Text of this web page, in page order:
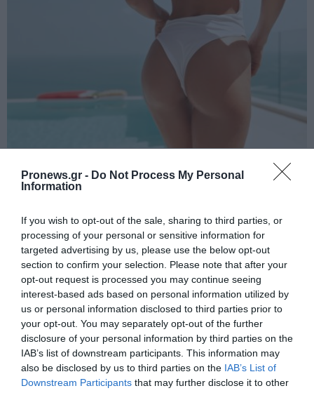
Pronews.gr - Do Not Process My Personal
Information
If you wish to opt-out of the sale, sharing to third parties, or
processing of your personal or sensitive information for
targeted advertising by us, please use the below opt-out
section to confirm your selection. Please note that after your
opt-out request is processed you may continue seeing
interest-based ads based on personal information utilized by
us or personal information disclosed to third parties prior to
your opt-out. You may separately opt-out of the further
disclosure of your personal information by third parties on the
IAB’s list of downstream participants. This information may
also be disclosed by us to third parties on the IAB’s List of
Downstream Participants that may further disclose it to other
S-CURVE: Η «μαγική» κρέμα που
Μεταμορφωθείτε άμεσα!
07.08.2026 | 17:40